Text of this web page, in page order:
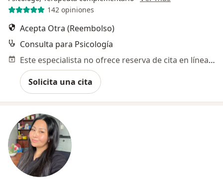
142 opiniones
Acepta Otra (Reembolso)
Consulta para Psicología
Este especialista no ofrece reserva de cita en línea en esta dirección.
Solicita una cita